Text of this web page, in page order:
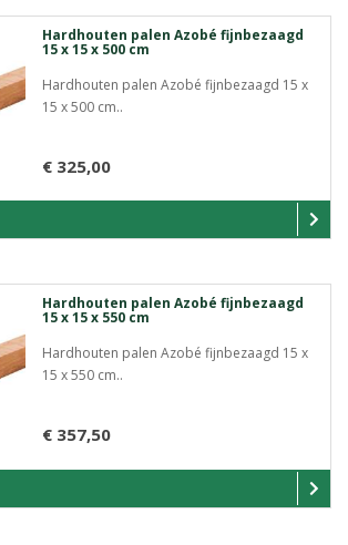
Hardhouten palen Azobé fijnbezaagd
15 x 15 x 500 cm
Hardhouten palen Azobé fijnbezaagd 15 x
15 x 500 cm..
€ 325,00
Hardhouten palen Azobé fijnbezaagd
15 x 15 x 550 cm
Hardhouten palen Azobé fijnbezaagd 15 x
15 x 550 cm..
€ 357,50